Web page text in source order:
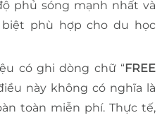
phủ sóng mạnh nhất và
phù hợp cho du học
có ghi dòng chữ “FREE
này không có nghĩa là
toàn miễn phí. Thực tế,